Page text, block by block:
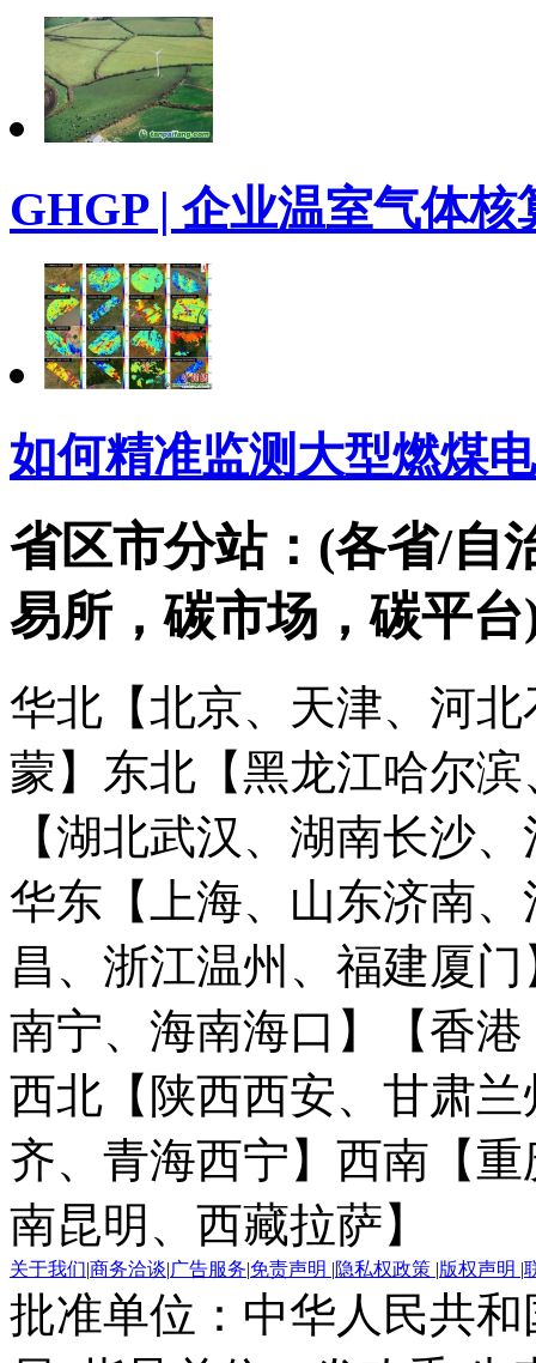
GHGP | 企业温室气体
如何精准监测大型燃煤
省区市分站：(各省/自
易所，碳市场，碳平台
华北【北京、天津、河
蒙】 东北【黑龙江哈尔
【湖北武汉、湖南长沙
华东【上海、山东济南
昌、浙江温州、福建厦门
南宁、海南海口】
【香
西北【陕西西安、甘肃
齐、青海西宁】 西南【
南昆明、西藏拉萨】
关于我们|商务洽谈|广告服务|免责声明 |隐私权政策 |版权声明 |
批准单位：中华人民共